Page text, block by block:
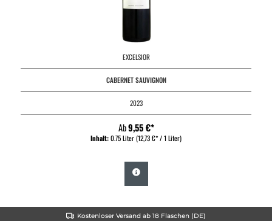
EXCELSIOR
CABERNET SAUVIGNON
2023
Ab9,55 €*
Inhalt:0.75 Liter(12,73 €* / 1 Liter)
Kostenloser Versand ab 18 Flaschen (DE)